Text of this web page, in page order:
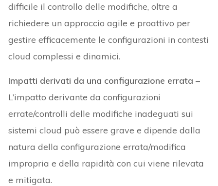
difficile il controllo delle modifiche, oltre a
richiedere un approccio agile e proattivo per
gestire efficacemente le configurazioni in contesti
cloud complessi e dinamici.
Impatti derivati da una configurazione errata –
L’impatto derivante da configurazioni
errate/controlli delle modifiche inadeguati sui
sistemi cloud può essere grave e dipende dalla
natura della configurazione errata/modifica
impropria e della rapidità con cui viene rilevata
e mitigata.